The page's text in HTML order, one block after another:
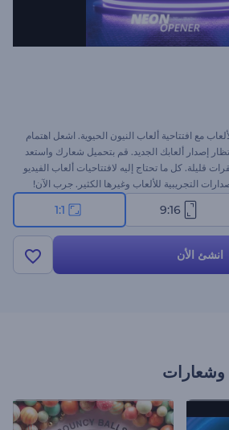
مع افتتاحية ألعاب النيون الحيوية. اشعل اهتمام
إصدار ألعابك الجديد. قم بتحميل شعارك واستعد
قليلة. كل ما تحتاج إليه لافتتاحيات ألعاب الفيديو
التجريبية للألعاب وغيرها الكثير. جرب الآن!
9:16
1:1
انشئ الأن